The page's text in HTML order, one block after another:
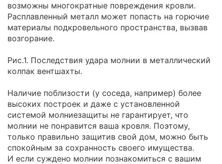
возможны многократные повреждения кровли.
Расплавленный металл может попасть на горючие
материалы подкровельного пространства, вызвав
возгорание.
Рис.1. Последствия удара молнии в металлический
колпак вентшахты.
Наличие поблизости (у соседа, например) более
высоких построек и даже с установленной
системой молниезащиты не гарантирует, что
молнии не понравится ваша кровля. Поэтому,
только правильно защитив свой дом, можно быть
спокойным за сохранность своего имущества.
И если суждено молнии познакомиться с вашим